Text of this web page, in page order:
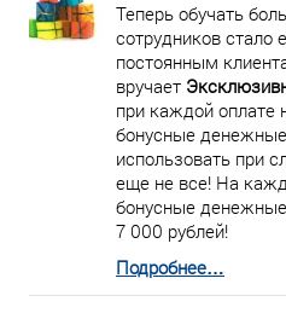
Теперь обучать
сотрудников
постоянным
вручает
при каждой оплате
бонусные
использовать при
еще не все! На
бонусные
7 000 рублей!
Подробнее…